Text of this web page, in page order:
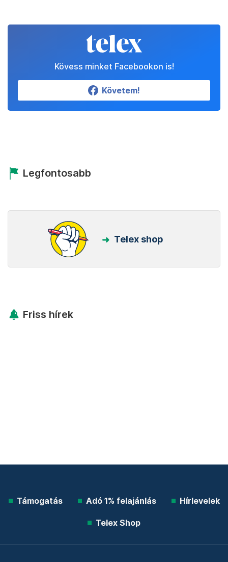
Kövess minket Facebookon is!
Követem!
Legfontosabb
Telex shop
Friss hírek
Támogatás Adó 1% felajánlás Hírlevelek
Telex Shop